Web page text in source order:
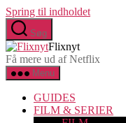
Spring til indholdet
Søg
Flixnyt
Få mere ud af Netflix
Menu
GUIDES
FILM & SERIER